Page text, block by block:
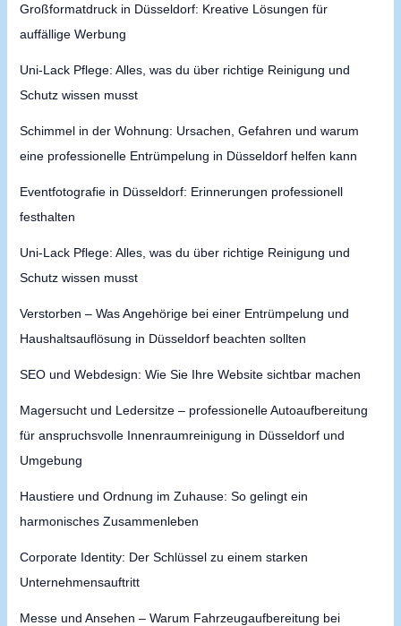
Großformatdruck in Düsseldorf: Kreative Lösungen für
auffällige Werbung
Uni-Lack Pflege: Alles, was du über richtige Reinigung und
Schutz wissen musst
Schimmel in der Wohnung: Ursachen, Gefahren und warum
eine professionelle Entrümpelung in Düsseldorf helfen kann
Eventfotografie in Düsseldorf: Erinnerungen professionell
festhalten
Uni-Lack Pflege: Alles, was du über richtige Reinigung und
Schutz wissen musst
Verstorben – Was Angehörige bei einer Entrümpelung und
Haushaltsauflösung in Düsseldorf beachten sollten
SEO und Webdesign: Wie Sie Ihre Website sichtbar machen
Magersucht und Ledersitze – professionelle Autoaufbereitung
für anspruchsvolle Innenraumreinigung in Düsseldorf und
Umgebung
Haustiere und Ordnung im Zuhause: So gelingt ein
harmonisches Zusammenleben
Corporate Identity: Der Schlüssel zu einem starken
Unternehmensauftritt
Messe und Ansehen – Warum Fahrzeugaufbereitung bei